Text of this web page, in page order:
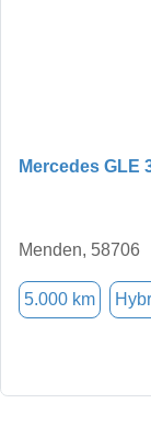
Mercedes GLE
Menden, 58706
5.000 km